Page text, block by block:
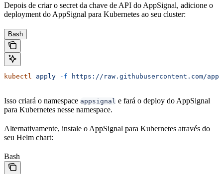
Depois de criar o secret da chave de API do AppSignal, adicione o
deployment do AppSignal para Kubernetes ao seu cluster:
Bash
kubectl apply -f https://raw.githubusercontent.com/
Isso criará o namespace appsignal e fará o deploy do AppSignal
para Kubernetes nesse namespace.
Alternativamente, instale o AppSignal para Kubernetes através do
seu Helm chart:
Bash